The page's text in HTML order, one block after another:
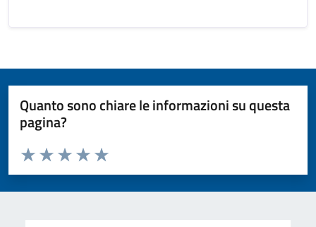
Quanto sono chiare le informazioni su questa
pagina?
Valuta da 1 a 5 stelle la pagina
Valuta 5 stelle su 5
Valuta 4 stelle su 5
Valuta 3 stelle su 5
Valuta 2 stelle su 5
Valuta 1 stelle su 5